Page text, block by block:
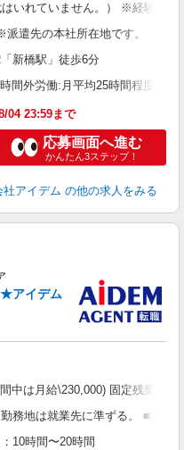
いれていません。） ※経験・
遣先の本社所在地です。 フル
新橋駅」徒歩6分
間外労働:月平均25時間程度 平
04 23:59まで
応募画面へ進む
かんたん3ステップ！
社アイデム の他の求人をみる
★アイデム
中は月給\230,000) 固定残業代
務地は就業先に準ずる。 ■本社
10時間〜20時間